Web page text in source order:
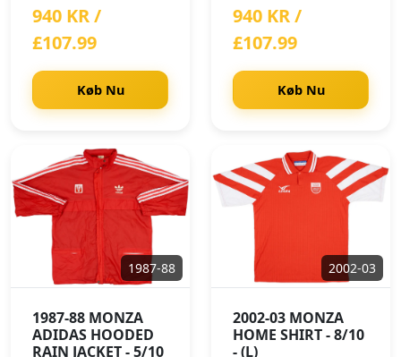
940 KR /
£107.99
Køb Nu
940 KR /
£107.99
Køb Nu
1987-88
1987-88 MONZA
ADIDAS HOODED
RAIN JACKET - 5/10
2002-03
2002-03 MONZA
HOME SHIRT - 8/10
- (L)